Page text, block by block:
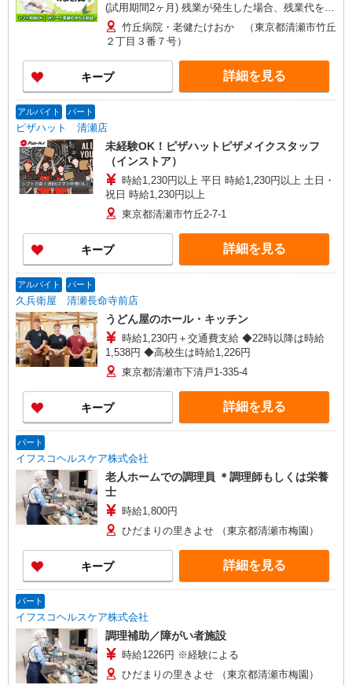
(試用期間2ヶ月) 残業が発生した場合、残業代を1
分単位で別途支給します。
竹丘病院・老健たけおか （東京都清瀬市竹丘
２丁目３番７号）
キープ 詳細を見る
アルバイト パート
ピザハット 清瀬店
未経験OK！ピザハットピザメイクスタッフ
（インストア）
時給1,230円以上 平日 時給1,230円以上 土日・
祝日 時給1,230円以上
東京都清瀬市竹丘2-7-1
キープ 詳細を見る
アルバイト パート
久兵衛屋 清瀬長命寺前店
うどん屋のホール・キッチン
時給1,230円＋交通費支給 ◆22時以降は時給
1,538円 ◆高校生は時給1,226円
東京都清瀬市下清戸1-335-4
キープ 詳細を見る
パート
イフスコヘルスケア株式会社
老人ホームでの調理員 ＊調理師もしくは栄養
士
時給1,800円
ひだまりの里きよせ （東京都清瀬市梅園）
キープ 詳細を見る
パート
イフスコヘルスケア株式会社
調理補助／障がい者施設
時給1226円 ※経験による
ひだまりの里きよせ （東京都清瀬市梅園）